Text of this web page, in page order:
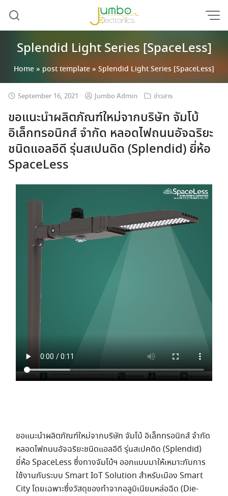
content
Splendid Light Series [SpaceLess]
Home » post template » Splendid Light Series [SpaceLess]
September 16, 2021 Jumbo Admin ข่าวสาร
ขอแนะนำผลิตภัณฑ์ใหม่จากบริษัท จัมโบ้
อิเล็กทรอนิกส์ จำกัด หลอดไฟถนนอัจฉริยะ
ชนิดแอลอีดี รุ่นสเปนดิด (Splendid) ยี่ห้อ
SpaceLess
ขอแนะนำผลิตภัณฑ์ใหม่จากบริษัท จัมโบ้ อิเล็กทรอนิกส์ จำกัด
หลอดไฟถนนอัจฉริยะชนิดแอลอีดี รุ่นสเปคดิด (Splendid)
ยี่ห้อ SpaceLess ซึ่งทางจัมโบ้ฯ ออกแบบมาให้เหมาะกับการ
ใช้งานกับระบบ Smart IoT Solution สำหรับเมือง Smart
City โดยเฉพาะซึ่งวัสดุของทำจากอลูมิเนียมหล่อฉีด (Die-